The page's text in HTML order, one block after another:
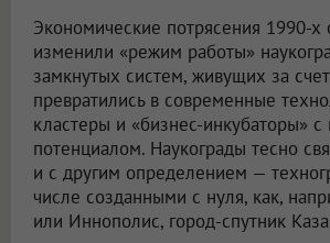
Экономические потрясения 1990-х
изменили «режим работы»
замкнутых систем, живущих за счет
превратились в современные
кластеры и «бизнес-инкубаторы»
потенциалом. Наукограды тесно
и с другим определением —
числе созданными с нуля, как,
или Иннополис, город-спутник